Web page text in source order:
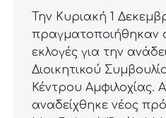
Την Κυριακή 1
πραγματοποιήθηκαν
εκλογές για την
Διοικητικού
Κέντρου Αμφιλοχίας.
αναδείχθηκε νέος